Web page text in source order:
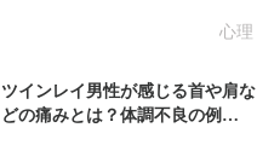
心理
ツインレイ男性が感じる首や肩な
どの痛みとは？体調不良の例…